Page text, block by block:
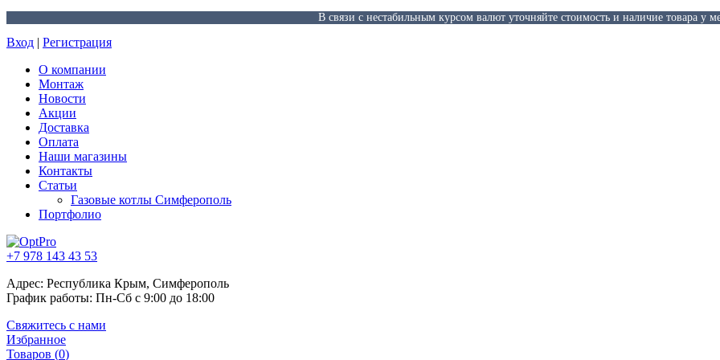
В связи с нестабильным курсом валют уточняйте стоимость и наличие товара у
Вход | Регистрация
О компании
Монтаж
Новости
Акции
Доставка
Оплата
Наши магазины
Контакты
Статьи
Газовые котлы Симферополь
Портфолио
+7 978 143 43 53
Адрес: Республика Крым, Симферополь
График работы: Пн-Сб с 9:00 до 18:00
Свяжитесь с нами
Избранное
Товаров (0)